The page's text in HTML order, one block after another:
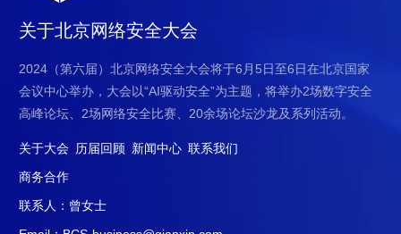
关于北京网络安全大会
2024（第六届）北京网络安全大会将于6月5日至6日在北京国家
会议中心举办，大会以“AI驱动安全”为主题，将举办2场数字安全
高峰论坛、2场网络安全比赛、20余场论坛沙龙及系列活动。
关于大会 历届回顾 新闻中心 联系我们
商务合作
联系人：曾女士